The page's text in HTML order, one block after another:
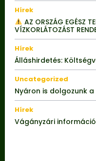
Hírek
AZ ORSZÁG EGÉSZ
VÍZKORLÁTOZÁST
Hírek
Álláshirdetés:
Uncategorized
Nyáron is dolgozunk
Hírek
Vágányzári